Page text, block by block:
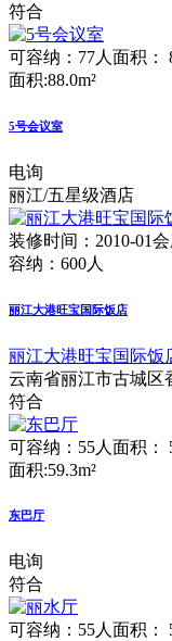
符合
可容纳：77人 面积：
面积:88.0m²
5号会议室
电询
丽江/五星级酒店
装修时间：2010-01
容纳：600人
丽江大港旺宝国际饭店
丽江大港旺宝国际饭
云南省丽江市古城区
符合
可容纳：55人 面积：
面积:59.3m²
东巴厅
电询
符合
可容纳：55人面积：